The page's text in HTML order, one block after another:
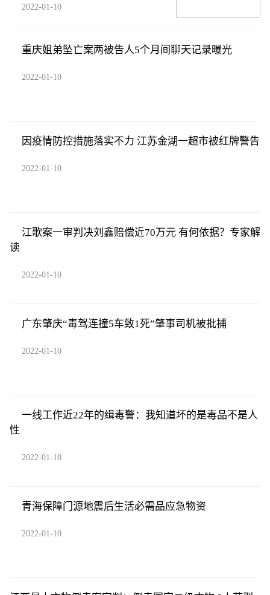
2022-01-10
重庆姐弟坠亡案两被告人5个月间聊天记录曝光
2022-01-10
因疫情防控措施落实不力 江苏金湖一超市被红牌警告
2022-01-10
江歌案一审判决刘鑫赔偿近70万元 有何依据？专家解
读
2022-01-10
广东肇庆“毒驾连撞5车致1死”肇事司机被批捕
2022-01-10
一线工作近22年的缉毒警：我知道坏的是毒品不是人
性
2022-01-10
青海保障门源地震后生活必需品应急物资
2022-01-10